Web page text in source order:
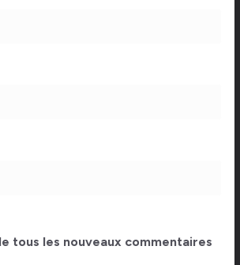
tous les nouveaux commentaires